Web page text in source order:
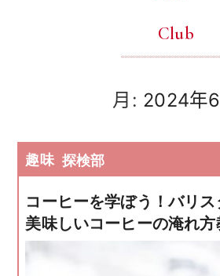
Club
月: 2024年6
趣味 探検部
コーヒーを学ぼう！バリス
美味しいコーヒーの淹れ